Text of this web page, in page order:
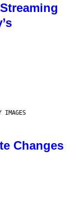
IMAGES
Changes